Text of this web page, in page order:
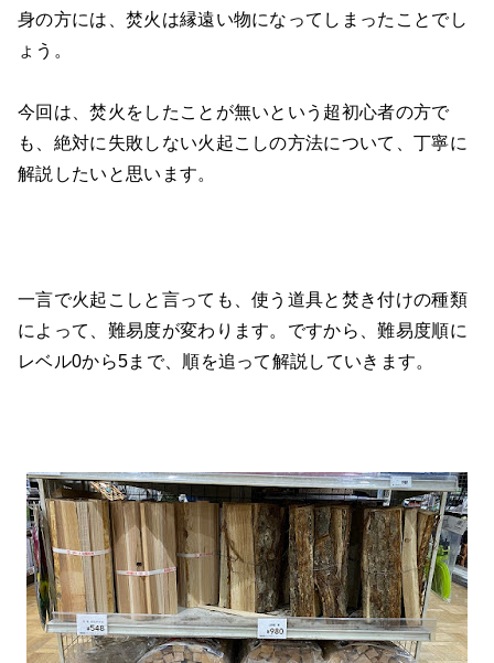
身の方には、焚火は縁遠い物になってしまったことでし
ょう。
今回は、焚火をしたことが無いという超初心者の方で
も、絶対に失敗しない火起こしの方法について、丁寧に
解説したいと思います。
一言で火起こしと言っても、使う道具と焚き付けの種類
によって、難易度が変わります。ですから、難易度順に
レベル0から5まで、順を追って解説していきます。